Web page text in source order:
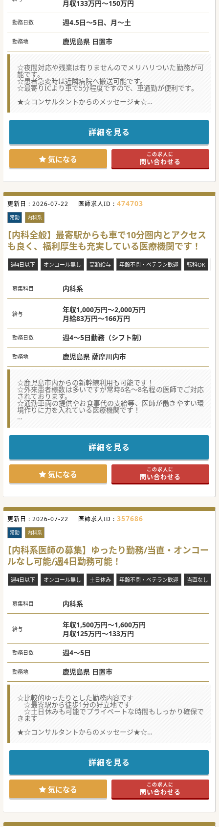
月収133万円～150万円
勤務日数 週4.5日～5日、月～土
勤務地 鹿児島県 日置市
☆夜間対応や残業は有りませんのでメリハリついた勤務が可
能です。
☆患者急変時は近隣病院へ搬送可能です。
☆最寄りICより車で5分程度ですので、車通勤が便利です。
★☆コンサルタントからのメッセージ★☆
鹿児島県日置市にございます有床クリニックです。
ます。
鹿児島市内中心部から車で30分ほどの立地でICや最寄り駅も
近いため、通勤アクセス良好です。
少しでもご興味ございましたら是非ご応募ください。
#秋入職可
詳細を見る
気になる この求人に
問い合わせる
更新日 : 2026-07-22 医師求人ID : 474703
常勤 内科系
【内科全般】最寄駅からも車で10分圏内とアクセス
も良く、福利厚生も充実している医療機関です！
週4日以下 オンコール無し 高額給与 年齢不問・ベテラン歓迎 転科OK
募集科目 内科系
給与
年収1,000万円～2,000万円
月給83万円～166万円
勤務日数 週4～5日勤務（シフト制）
勤務地 鹿児島県 薩摩川内市
☆鹿児島市内からの新幹線利用も可能です！
☆外来患者様数は多いですが常時6名～8名程の医師でご対応
されております。
☆通勤車両の提供やお食事代の支給等、医師が働きやすい環
境作りに力を入れている医療機関です！
患者様も多く来院され、地域の方から信頼されているクリニ
この度、ご高齢の先生が退職されたため医師体制強化の為の
採用となります。
最寄り駅からのアクセスもよく、福利厚生も充実している為
鹿児島市内方面や他県から通勤されている先生もいらっしゃ
います。
是非お気軽にお問合せください！
#秋入職可
詳細を見る
気になる この求人に
問い合わせる
更新日 : 2026-07-22 医師求人ID : 357686
常勤 内科系
【内科系医師の募集】ゆったり勤務/当直・オンコー
ルなし可能/週4日勤務可能！
週4日以下 オンコール無し 土日休み 年齢不問・ベテラン歓迎 当直なし
募集科目 内科系
給与
年収1,500万円～1,600万円
月収125万円～133万円
勤務日数 週4～5日
勤務地 鹿児島県 日置市
☆比較的ゆったりとした勤務内容です
☆最寄駅から徒歩1分の好立地です
☆土日休みも可能でプライベートな時間もしっかり確保で
きます
★☆コンサルタントからのメッセージ★☆
ける法人です。
週4日勤務や週末休み、当直・オンコール免除など相談にの
セカンドキャリア医師の採用も積極的に行っております。
少しでもご興味がありましたら、お気軽にお問合せくださ
#秋入職可
詳細を見る
気になる この求人に
問い合わせる